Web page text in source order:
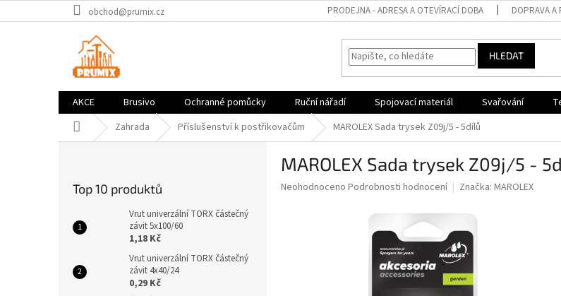
na
obchod@prumix.cz PRODEJNA - ADRESA A OTEVÍRACÍ DOBA DOPRAVA A
HLEDAT
AKCE Brusivo Ochranné pomůcky Ruční nářadí Spojovací materiál Svařování
Domů Zahrada Příslušenství k postřikovačům MAROLEX Sada trysek Z09j/5 - 5dílů
Top 10 produktů
Vrut univerzální TORX částečný
závit 5x100/60
1,18 Kč
Vrut univerzální TORX částečný
závit 4x40/24
0,29 Kč
MAROLEX Sada trysek Z09j/5 -
Průměrné
Neohodnoceno Podrobnosti hodnocení Značka: MAROLEX